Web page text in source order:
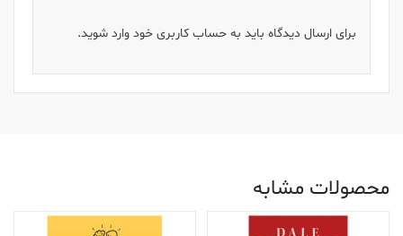
برای ارسال دیدگاه باید به حساب کاربری خود وارد شوید.
محصولات مشابه